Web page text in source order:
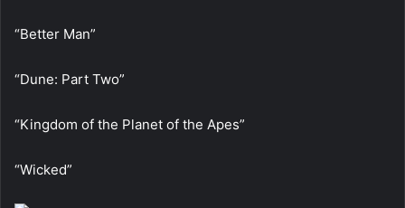
“Better Man”
“Dune: Part Two”
“Kingdom of the Planet of the Apes”
“Wicked”